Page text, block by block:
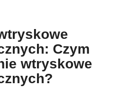
Czym
wtryskowe